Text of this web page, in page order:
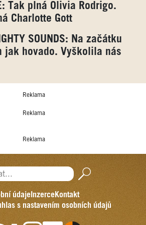
Tak plná Olivia Rodrigo.
Charlotte Gott
SOUNDS: Na začátku
jak hovado. Vyškolila nás
Reklama
Reklama
Reklama
údajeInzerceKontakt
s nastavením osobních údajů